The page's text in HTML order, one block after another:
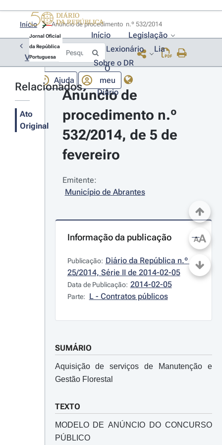
Jornal Oficial
da República
Portuguesa
Início
Legislação
Lexionário
Lia
Sobre o DR
Ajuda
O
meu
Diário
Início
Voltar
Relacionados
Ato
Original
Anúncio de
procedimento n.º
532/2014, de 5 de
fevereiro
Emitente:
Município de Abrantes
Informação da publicação
Publicação: Diário da República n.º
25/2014, Série II de 2014-02-05
Data de Publicação: 2014-02-05
Parte: L - Contratos públicos
SUMÁRIO
Aquisição de serviços de Manutenção e
Gestão Florestal
TEXTO
MODELO DE ANÚNCIO DO CONCURSO
PÚBLICO
AA